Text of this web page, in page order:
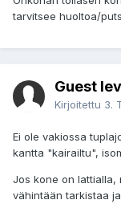
tarvitsee huoltoa/
Guest
Kirjoitettu 3.
Ei ole vakiossa
kantta "kairailtu",
Jos kone on lattialla,
vähintään tarkistaa